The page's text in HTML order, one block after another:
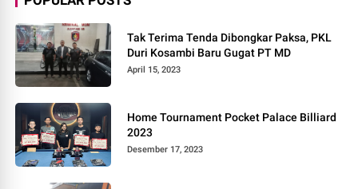
Tak Terima Tenda Dibongkar Paksa, PKL
Duri Kosambi Baru Gugat PT MD
April 15, 2023
Home Tournament Pocket Palace Billiard
2023
Desember 17, 2023